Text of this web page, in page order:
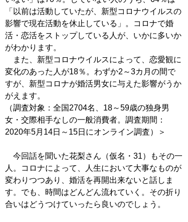
「以前は活動していたが、新型コロナウイルスの
影響で現在活動を休止している」。コロナで婚
活・恋活をストップしている人が、いかに多いか
がわかります。
また、新型コロナウイルスによって、恋愛観に
変化のあった人が18％。わずか2～3カ月の間で
すが、新型コロナが婚活男女に与えた影響がうか
がえます。
（調査対象：全国2704名、18～59歳の独身男
女・交際相手なしの一般消費者。調査期間：
2020年5月14日～15日にオンライン調査）＞
今回話を聞いた花梨さん（仮名・31）もその一
人。コロナによって、人生において大事なものが
変わりつつあり、婚活を再開出来ないと話しま
す。でも、時間はどんどん流れていく。その折り
合いはどうつけていったら良いのでしょう。